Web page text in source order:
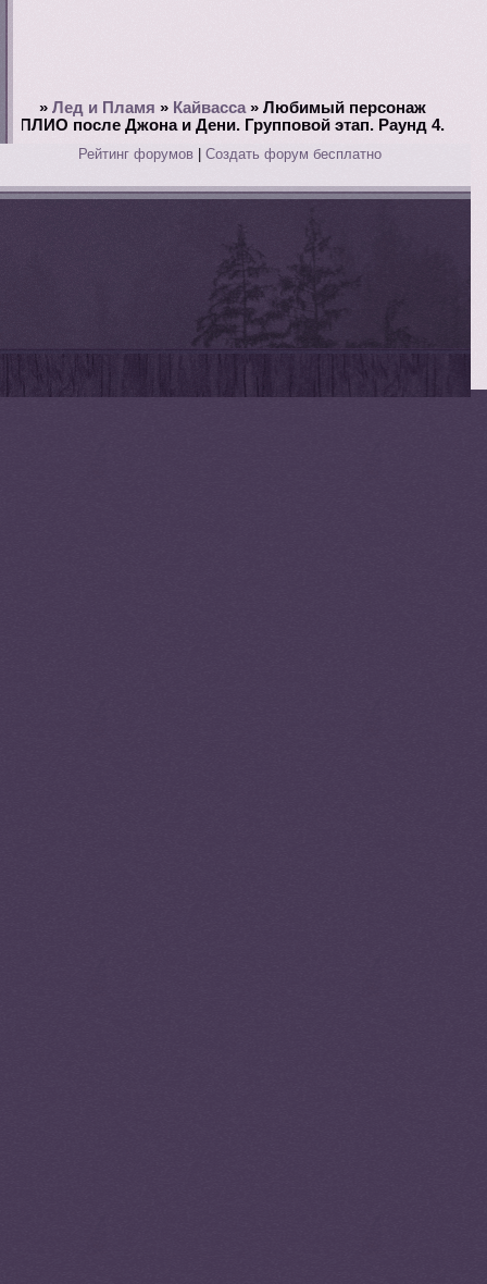
» Лед и Пламя » Кайвасса » Любимый персонаж
ПЛИО после Джона и Дени. Групповой этап. Раунд 4.
Рейтинг форумов |Создать форум бесплатно